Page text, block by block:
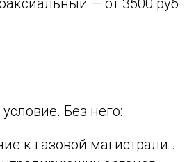
— от 3500 руб .
Без него:
к газовой магистрали .